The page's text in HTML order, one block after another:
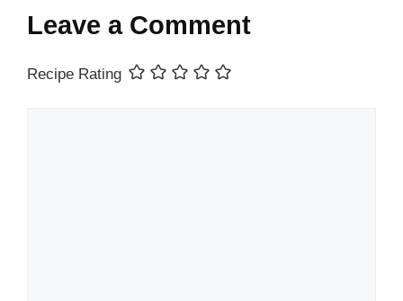
Leave a Comment
Recipe Rating